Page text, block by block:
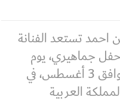
احمد تستعد الفنانة
حفل جماهيري، يوم
الخميس الموافق 3 أغسطس، في
العربية